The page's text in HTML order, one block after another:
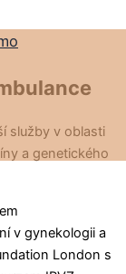
služby v oblasti
a genetického
v gynekologii a
London s